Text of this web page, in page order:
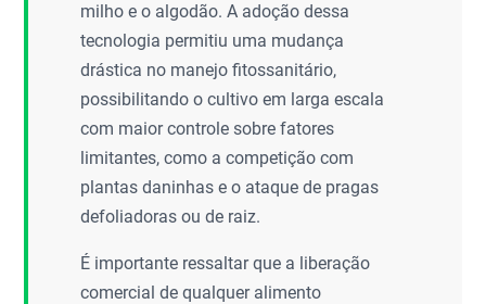
milho e o algodão. A adoção dessa
tecnologia permitiu uma mudança
drástica no manejo fitossanitário,
possibilitando o cultivo em larga escala
com maior controle sobre fatores
limitantes, como a competição com
plantas daninhas e o ataque de pragas
defoliadoras ou de raiz.
É importante ressaltar que a liberação
comercial de qualquer alimento